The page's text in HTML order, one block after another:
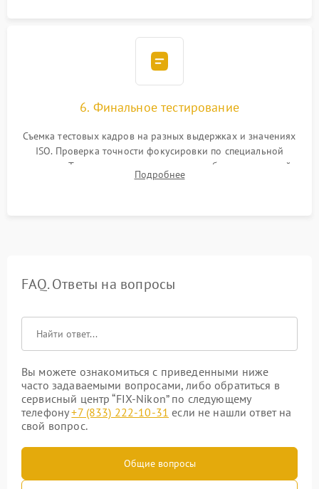
6. Финальное тестирование
Съемка тестовых кадров на разных выдержках и значениях
ISO. Проверка точности фокусировки по специальной
мишени. Тест записи на карту памяти, работы встроенной
вспышки, микрофона и всех кнопок управления.
Подробнее
FAQ. Ответы на вопросы
Вы можете ознакомиться с приведенными ниже
часто задаваемыми вопросами, либо обратиться в
сервисный центр “FIX-Nikon” по следующему
телефону+7 (833) 222-10-31 если не нашли ответ на
свой вопрос.
Общие вопросы